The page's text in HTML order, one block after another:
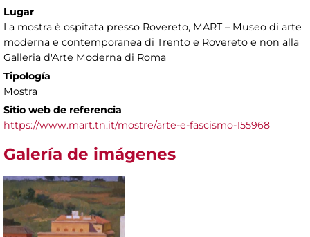
Lugar
La mostra è ospitata presso Rovereto, MART – Museo di arte
moderna e contemporanea di Trento e Rovereto e non alla
Galleria d'Arte Moderna di Roma
Tipología
Mostra
Sitio web de referencia
https://www.mart.tn.it/mostre/arte-e-fascismo-155968
Galería de imágenes